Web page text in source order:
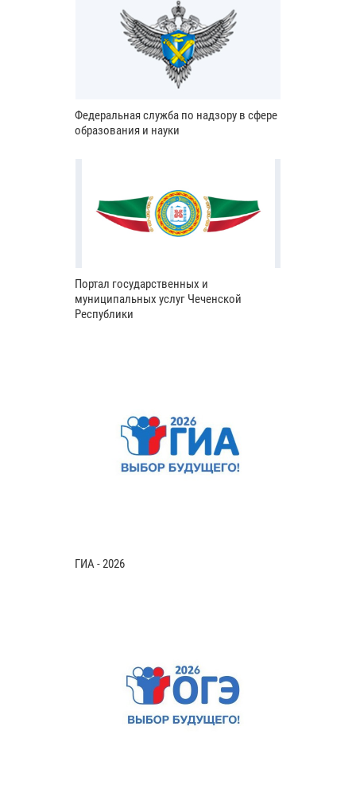
Федеральная служба по надзору в сфере
образования и науки
Портал государственных и
муниципальных услуг Чеченской
Республики
ГИА - 2026